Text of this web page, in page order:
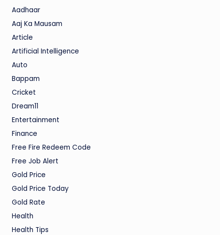
Aadhaar
Aaj Ka Mausam
Article
Artificial Intelligence
Auto
Bappam
Cricket
Dream11
Entertainment
Finance
Free Fire Redeem Code
Free Job Alert
Gold Price
Gold Price Today
Gold Rate
Health
Health Tips